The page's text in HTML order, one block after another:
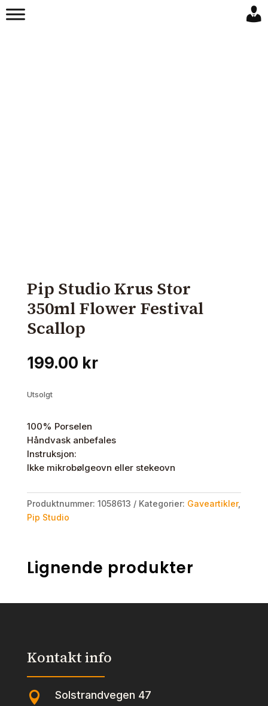
Pip Studio Krus Stor
350ml Flower Festival
Scallop
199.00 kr
Utsolgt
100% Porselen
Håndvask anbefales
Instruksjon:
Ikke mikrobølgeovn eller stekeovn
Produktnummer: 1058613 Kategorier: Gaveartikler,
Pip Studio
Lignende produkter
Kontakt info
 Solstrandvegen 47